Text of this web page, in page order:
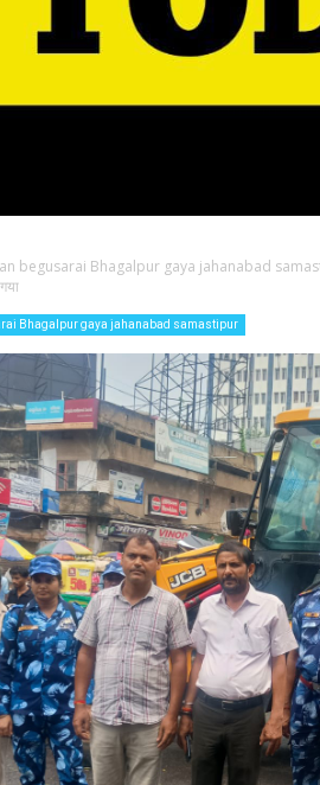
begusarai Bhagalpur gaya jahanabad
Bhagalpur gaya jahanabad samastipur